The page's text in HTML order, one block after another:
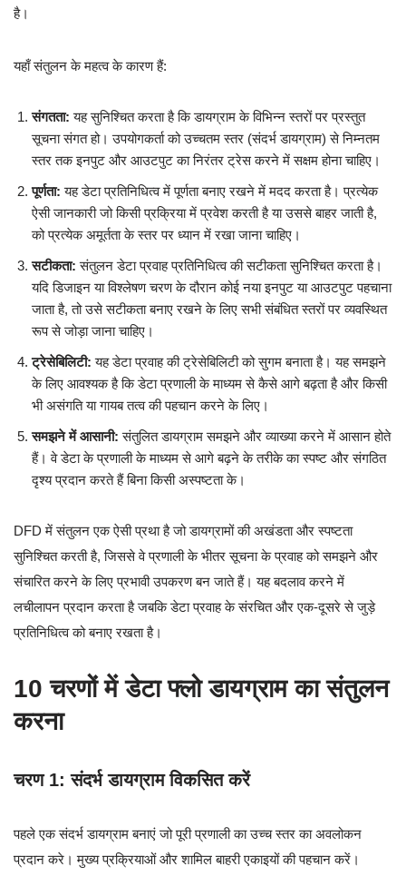
है।
यहाँ संतुलन के महत्व के कारण हैं:
संगतता: यह सुनिश्चित करता है कि डायग्राम के विभिन्न स्तरों पर प्रस्तुत
सूचना संगत हो। उपयोगकर्ता को उच्चतम स्तर (संदर्भ डायग्राम) से निम्नतम
स्तर तक इनपुट और आउटपुट का निरंतर ट्रेस करने में सक्षम होना चाहिए।
पूर्णता: यह डेटा प्रतिनिधित्व में पूर्णता बनाए रखने में मदद करता है। प्रत्येक
ऐसी जानकारी जो किसी प्रक्रिया में प्रवेश करती है या उससे बाहर जाती है,
को प्रत्येक अमूर्तता के स्तर पर ध्यान में रखा जाना चाहिए।
सटीकता: संतुलन डेटा प्रवाह प्रतिनिधित्व की सटीकता सुनिश्चित करता है।
यदि डिजाइन या विश्लेषण चरण के दौरान कोई नया इनपुट या आउटपुट पहचाना
जाता है, तो उसे सटीकता बनाए रखने के लिए सभी संबंधित स्तरों पर व्यवस्थित
रूप से जोड़ा जाना चाहिए।
ट्रेसेबिलिटी: यह डेटा प्रवाह की ट्रेसेबिलिटी को सुगम बनाता है। यह समझने
के लिए आवश्यक है कि डेटा प्रणाली के माध्यम से कैसे आगे बढ़ता है और किसी
भी असंगति या गायब तत्व की पहचान करने के लिए।
समझने में आसानी: संतुलित डायग्राम समझने और व्याख्या करने में आसान होते
हैं। वे डेटा के प्रणाली के माध्यम से आगे बढ़ने के तरीके का स्पष्ट और संगठित
दृश्य प्रदान करते हैं बिना किसी अस्पष्टता के।
DFD में संतुलन एक ऐसी प्रथा है जो डायग्रामों की अखंडता और स्पष्टता
सुनिश्चित करती है, जिससे वे प्रणाली के भीतर सूचना के प्रवाह को समझने और
संचारित करने के लिए प्रभावी उपकरण बन जाते हैं। यह बदलाव करने में
लचीलापन प्रदान करता है जबकि डेटा प्रवाह के संरचित और एक-दूसरे से जुड़े
प्रतिनिधित्व को बनाए रखता है।
10 चरणों में डेटा फ्लो डायग्राम का संतुलन
करना
चरण 1: संदर्भ डायग्राम विकसित करें
पहले एक संदर्भ डायग्राम बनाएं जो पूरी प्रणाली का उच्च स्तर का अवलोकन
प्रदान करे। मुख्य प्रक्रियाओं और शामिल बाहरी एकाइयों की पहचान करें।